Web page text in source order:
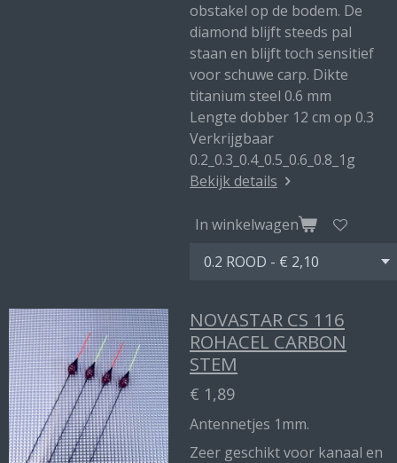
obstakel op de bodem. De
diamond blijft steeds pal
staan en blijft toch sensitief
voor schuwe carp. Dikte
titanium steel 0.6 mm
Lengte dobber 12 cm op 0.3
Verkrijgbaar
0.2_0.3_0.4_0.5_0.6_0.8_1g
Bekijk details
In winkelwagen
NOVASTAR CS 116
ROHACEL CARBON
STEM
€ 1,89
Antennetjes 1mm.
Zeer geschikt voor kanaal en